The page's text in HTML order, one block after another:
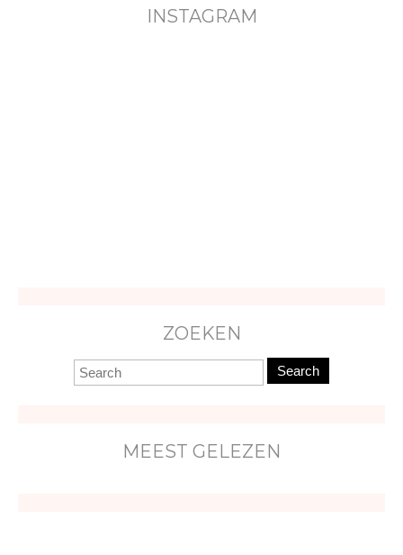
INSTAGRAM
ZOEKEN
Search
MEEST GELEZEN